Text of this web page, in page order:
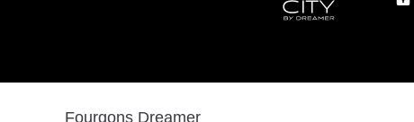
Fourgons Dreamer